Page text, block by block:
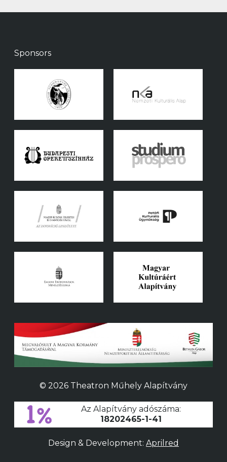
Sponsors
© 2026 Theatron Műhely Alapítvány
Az Alapítvány adószáma:
18202465-1-41
Design & Development: Aprilred